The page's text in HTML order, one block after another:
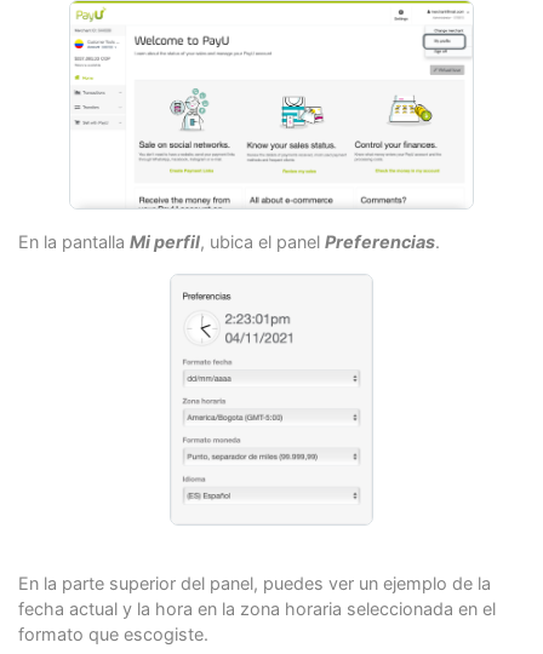
En la pantalla Mi perfil, ubica el panel Preferencias.
En la parte superior del panel, puedes ver un ejemplo de la
fecha actual y la hora en la zona horaria seleccionada en el
formato que escogiste.